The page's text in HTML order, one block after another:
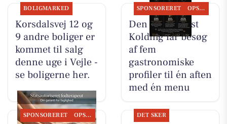
BOLIGMARKED
Korsdalsvej 12 og
9 andre boliger er
kommet til salg
denne uge i Vejle -
se boligerne her.
SPONSORERET OPSLAGSTAVLEN
Den Hvide Hest
Kolding får besøg
af fem
gastronomiske
profiler til én aften
med én menu
SPONSORERET OPSLAGSTAVLEN DET SKER